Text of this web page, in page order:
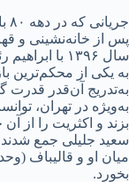
سال ۱۳۹۶ با
به یکی از محکم‌ترین
به‌تدریج آن‌قدر قدرت
به‌ویژه در تهران،
بزند و اکثریت را از
سعید جلیلی جمع شدند
میان او و قالیباف
بخورد.